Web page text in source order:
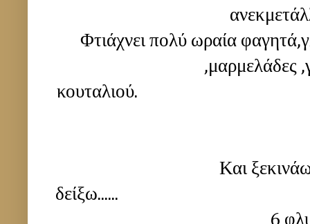
Φτιάχνει πολύ ωραία
,μαρμελάδες
Και
6 φλυτζανάκια